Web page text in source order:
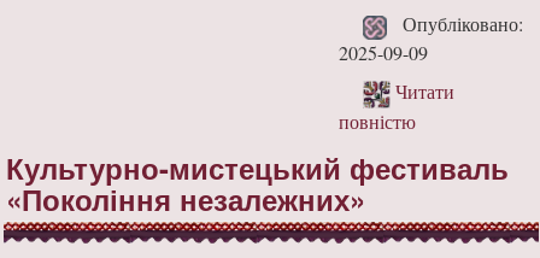
Опубліковано:
2025-09-09
Читати
повністю
Культурно-мистецький фестиваль
«Покоління незалежних»